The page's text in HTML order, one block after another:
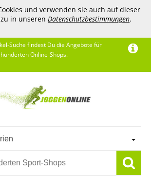
und verwenden sie auch auf dieser
in unseren Datenschutzbestimmungen.
Suche findest Du die Angebote für
Online-Shops.